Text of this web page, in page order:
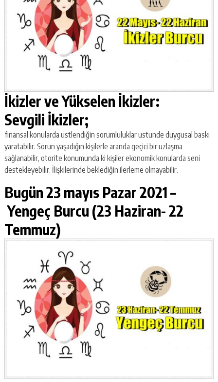
İkizler ve Yükselen İkizler:
Sevgili İkizler;
finansal konularda üstlendiğin sorumluluklar üstünde duygusal baskı
yaratabilir. Sorun yaşadığın kişilerle aranda geçici bir uzlaşma
sağlanabilir, otorite konumunda ki kişiler ekonomik konularda seni
destekleyebilir. İlişkilerinde beklediğin ilerleme olmayabilir.
Bugün 23 mayıs Pazar 2021 –
Yengeç Burcu (23 Haziran- 22
Temmuz)